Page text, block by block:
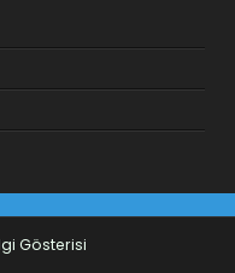
Gösterisi